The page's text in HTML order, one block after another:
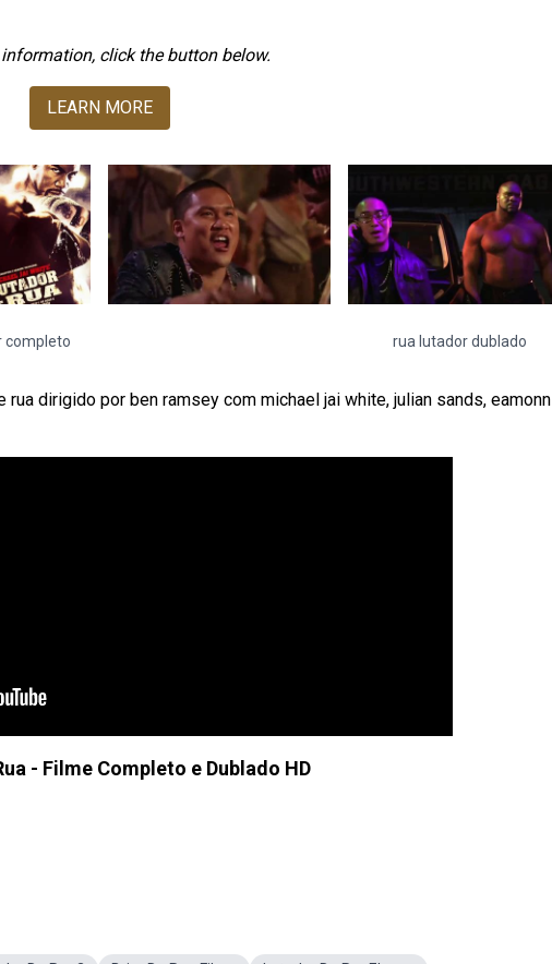
click the button below.
LEARN MORE
completo rua lutador dublado
dirigido por ben ramsey com michael jai white, julian sands, eamonn
- Filme Completo e Dublado HD